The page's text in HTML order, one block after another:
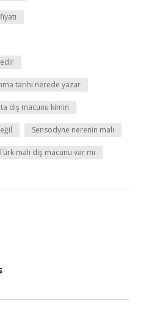
tarihi nerede yazar
diş macunu kimin
Sensodyne nerenin malı
malı diş macunu var mı